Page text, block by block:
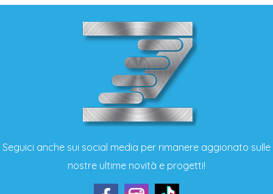
Seguici anche sui social media per rimanere aggionato sulle
nostre ultime novità e progetti!